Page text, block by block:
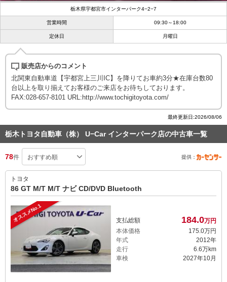
栃木県宇都宮市インターパーク4−2−7
営業時間 09:30～18:00
定休日 月曜日
販売店からのコメント
北関東自動車道【宇都宮上三川IC】を降りてお車約3分★在庫台数80
台以上を取り揃えてお客様のご来店をお待ちしております。
FAX:028-657-8101 URL:http://www.tochigitoyota.com/
最終更新日:2026/08/06
栃木トヨタ自動車（株） U−Car インターパーク店の中古車一覧
78件 提供：
トヨタ
86 GT M/T M/T ナビ CD/DVD Bluetooth
オススメNo.1 支払総額 184.0万円
本体価格
175.0万円
年式
2012年
走行
6.6万km
車検
2027年10月